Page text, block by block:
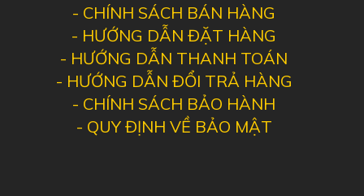
- CHÍNH SÁCH BÁN HÀNG
- HƯỚNG DẪN ĐẶT HÀNG
- HƯỚNG DẪN THANH TOÁN
- HƯỚNG DẪN ĐỔI TRẢ HÀNG
- CHÍNH SÁCH BẢO HÀNH
- QUY ĐỊNH VỀ BẢO MẬT